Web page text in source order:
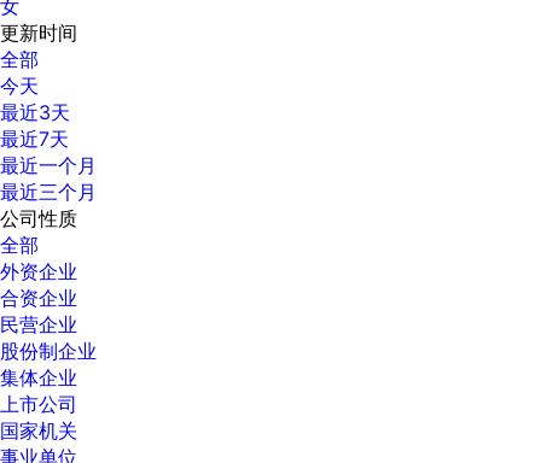
女
更新时间
全部
今天
最近3天
最近7天
最近一个月
最近三个月
公司性质
全部
外资企业
合资企业
民营企业
股份制企业
集体企业
上市公司
国家机关
事业单位